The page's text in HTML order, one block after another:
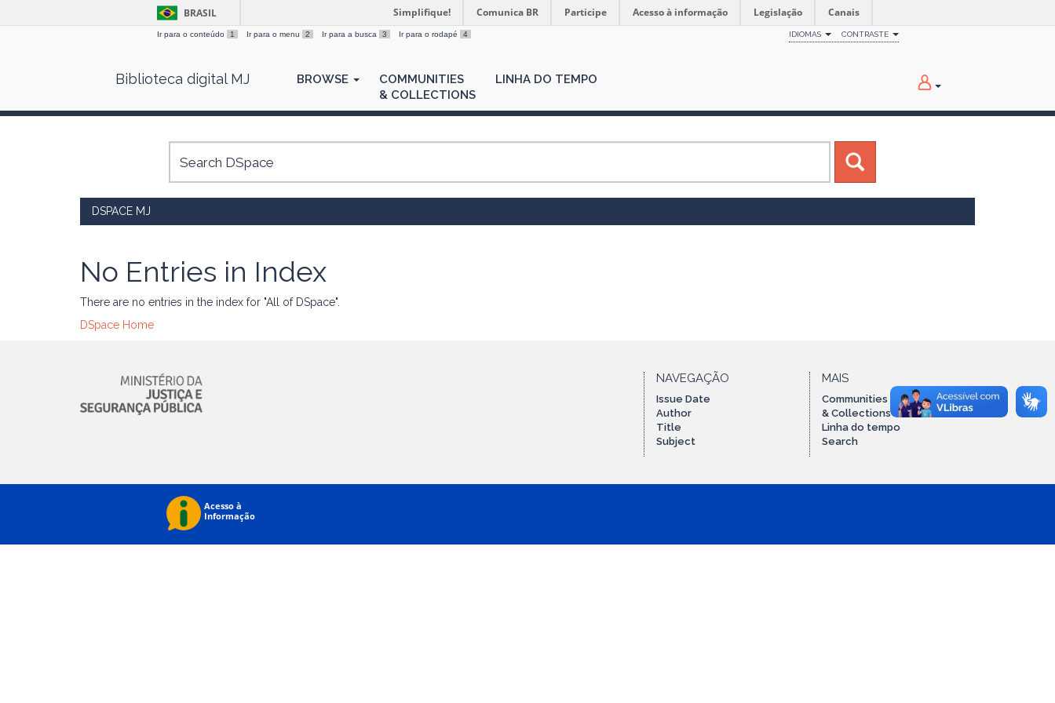
BRASIL Simplifique! Comunica BR Participe Acesso à informação Legislação Canais
Ir para o conteúdo 1 Ir para o menu 2 Ir para a busca 3 Ir para o rodapé 4 IDIOMAS CONTRASTE
Biblioteca digital MJ BROWSE
COMMUNITIES
& COLLECTIONS
LINHA DO TEMPO
DSPACE MJ
No Entries in Index
There are no entries in the index for "All of DSpace".
DSpace Home
NAVEGAÇÃO
Issue Date
Author
Title
Subject
MAIS
Communities
& Collections
Linha do tempo
Search